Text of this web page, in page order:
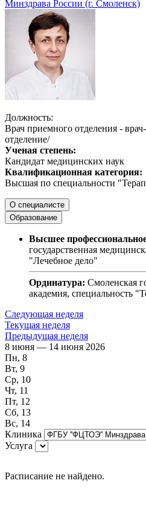
Минздрава России (г. Смоленск)
Должность:
Врач приемного отделения -
отделение/
Ученая степень:
Кандидат медицинских наук
Квалификационная категория:
Высшая по специальности
О специалисте
Образование
Высшее
государственная
"Лечебное дело"
Ординатура: Смоленская
академия, специальность
Следующая неделя
Текущая неделя
Предыдущая неделя
8 июня — 14 июня 2026
Пн, 8
Вт, 9
Ср, 10
Чт, 11
Пт, 12
Сб, 13
Вс, 14
Клиника
Услуга
Расписание не найдено.